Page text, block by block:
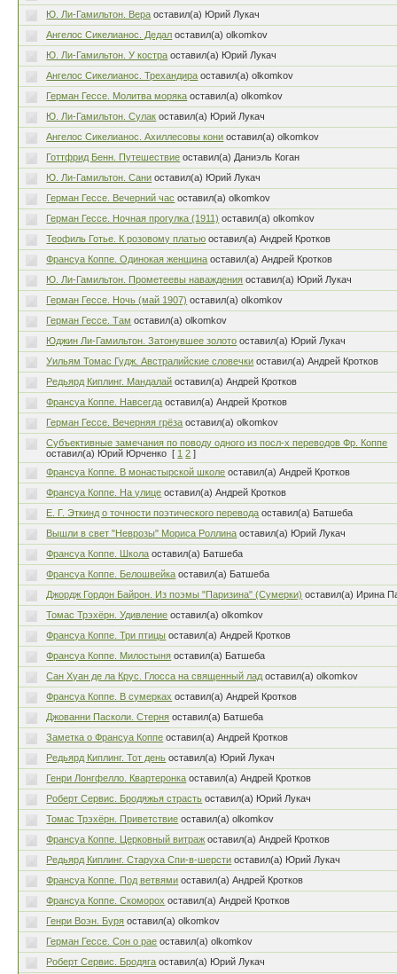
Ю. Ли-Гамильтон. Вера оставил(а) Юрий Лукач
Ангелос Сикелианос. Дедал оставил(а) olkomkov
Ю. Ли-Гамильтон. У костра оставил(а) Юрий Лукач
Ангелос Сикелианос. Трехандира оставил(а) olkomkov
Герман Гессе. Молитва моряка оставил(а) olkomkov
Ю. Ли-Гамильтон. Сулак оставил(а) Юрий Лукач
Ангелос Сикелианос. Ахиллесовы кони оставил(а) olkomkov
Готтфрид Бенн. Путешествие оставил(а) Даниэль Коган
Ю. Ли-Гамильтон. Сани оставил(а) Юрий Лукач
Герман Гессе. Вечерний час оставил(а) olkomkov
Герман Гессе. Ночная прогулка (1911) оставил(а) olkomkov
Теофиль Готье. К розовому платью оставил(а) Андрей Кротков
Франсуа Коппе. Одинокая женщина оставил(а) Андрей Кротков
Ю. Ли-Гамильтон. Прометеевы наваждения оставил(а) Юрий Лукач
Герман Гессе. Ночь (май 1907) оставил(а) olkomkov
Герман Гессе. Там оставил(а) olkomkov
Юджин Ли-Гамильтон. Затонувшее золото оставил(а) Юрий Лукач
Уильям Томас Гудж. Австралийские словечки оставил(а) Андрей Кротков
Редьярд Киплинг. Мандалай оставил(а) Андрей Кротков
Франсуа Коппе. Навсегда оставил(а) Андрей Кротков
Герман Гессе. Вечерняя грёза оставил(а) olkomkov
Субъективные замечания по поводу одного из посл-х переводов Фр. Коппе
оставил(а) Юрий Юрченко [ 1 2 ]
Франсуа Коппе. В монастырской школе оставил(а) Андрей Кротков
Франсуа Коппе. На улице оставил(а) Андрей Кротков
Е. Г. Эткинд о точности поэтического перевода оставил(а) Батшеба
Вышли в свет "Неврозы" Мориса Роллина оставил(а) Юрий Лукач
Франсуа Коппе. Школа оставил(а) Батшеба
Франсуа Коппе. Белошвейка оставил(а) Батшеба
Джордж Гордон Байрон. Из поэмы "Паризина" (Сумерки) оставил(а) Ирина
Томас Трэхёрн. Удивление оставил(а) olkomkov
Франсуа Коппе. Три птицы оставил(а) Андрей Кротков
Франсуа Коппе. Милостыня оставил(а) Батшеба
Сан Хуан де ла Крус. Глосса на священный лад оставил(а) olkomkov
Франсуа Коппе. В сумерках оставил(а) Андрей Кротков
Джованни Пасколи. Стерня оставил(а) Батшеба
Заметка о Франсуа Коппе оставил(а) Андрей Кротков
Редьярд Киплинг. Тот день оставил(а) Юрий Лукач
Генри Лонгфелло. Квартеронка оставил(а) Андрей Кротков
Роберт Сервис. Бродяжья страсть оставил(а) Юрий Лукач
Томас Трэхёрн. Приветствие оставил(а) olkomkov
Франсуа Коппе. Церковный витраж оставил(а) Андрей Кротков
Редьярд Киплинг. Старуха Спи-в-шерсти оставил(а) Юрий Лукач
Франсуа Коппе. Под ветвями оставил(а) Андрей Кротков
Франсуа Коппе. Скоморох оставил(а) Андрей Кротков
Генри Воэн. Буря оставил(а) olkomkov
Герман Гессе. Сон о рае оставил(а) olkomkov
Роберт Сервис. Бродяга оставил(а) Юрий Лукач